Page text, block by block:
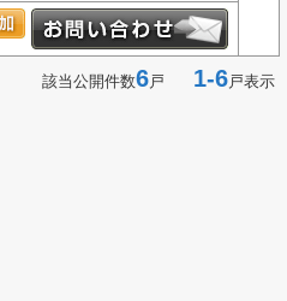
該当公開件数6戸 1-6戸表示